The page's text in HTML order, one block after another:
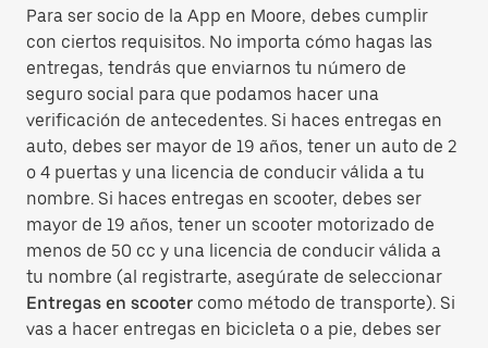
Para ser socio de la App en Moore, debes cumplir
con ciertos requisitos. No importa cómo hagas las
entregas, tendrás que enviarnos tu número de
seguro social para que podamos hacer una
verificación de antecedentes. Si haces entregas en
auto, debes ser mayor de 19 años, tener un auto de 2
o 4 puertas y una licencia de conducir válida a tu
nombre. Si haces entregas en scooter, debes ser
mayor de 19 años, tener un scooter motorizado de
menos de 50 cc y una licencia de conducir válida a
tu nombre (al registrarte, asegúrate de seleccionar
Entregas en scooter como método de transporte). Si
vas a hacer entregas en bicicleta o a pie, debes ser